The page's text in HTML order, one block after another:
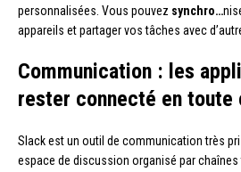
personnalisées. Vous pouvez synchro…
appareils et partager vos tâches avec
Communication : les
rester connecté en toute
Slack est un outil de communication très
espace de discussion organisé par